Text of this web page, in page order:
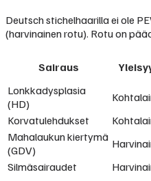
Deutsch stichelhaarilla ei ole
(harvinainen rotu). Rotu on
Sairaus
Lonkkadysplasia
(HD)
Korvatulehdukset
Mahalaukun kiertymä
(GDV)
Silmäsairaudet